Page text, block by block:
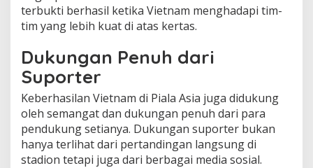
terbukti berhasil ketika Vietnam menghadapi tim-
tim yang lebih kuat di atas kertas.
Dukungan Penuh dari
Suporter
Keberhasilan Vietnam di Piala Asia juga didukung
oleh semangat dan dukungan penuh dari para
pendukung setianya. Dukungan suporter bukan
hanya terlihat dari pertandingan langsung di
stadion tetapi juga dari berbagai media sosial.